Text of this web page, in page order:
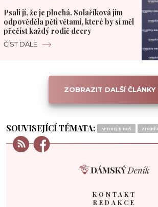
Psali jí, že je plochá. Solaříková jim
odpověděla pěti větami, které by si měl
přečíst každý rodič dcery
ČÍST DÁLE
ZOBRAZIT DALŠÍ ČLÁNKY
SOUVISEJÍCÍ TÉMATA: ANDREJ BABIŠ
KONTAKT
REDAKCE